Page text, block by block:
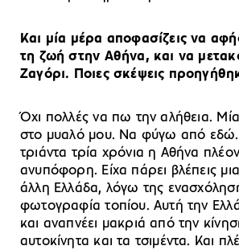
Και μία μέρα αποφασίζεις να
τη ζωή στην Αθήνα, και να
Ζαγόρι. Ποιες σκέψεις
Όχι πολλές να πω την αλήθεια.
στο μυαλό μου. Να φύγω από
τριάντα τρία χρόνια η Αθήνα πλέον
ανυπόφορη. Είχα πάρει βλέπεις
άλλη Ελλάδα, λόγω της
φωτογραφία τοπίου. Αυτή την
και αναπνέει μακριά από την
αυτοκίνητα και τα τσιμέντα. Και